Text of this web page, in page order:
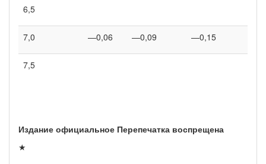
6,5
7,0 —0,06 —0,09 —0,15
7,5
Издание официальное Перепечатка воспрещена
★